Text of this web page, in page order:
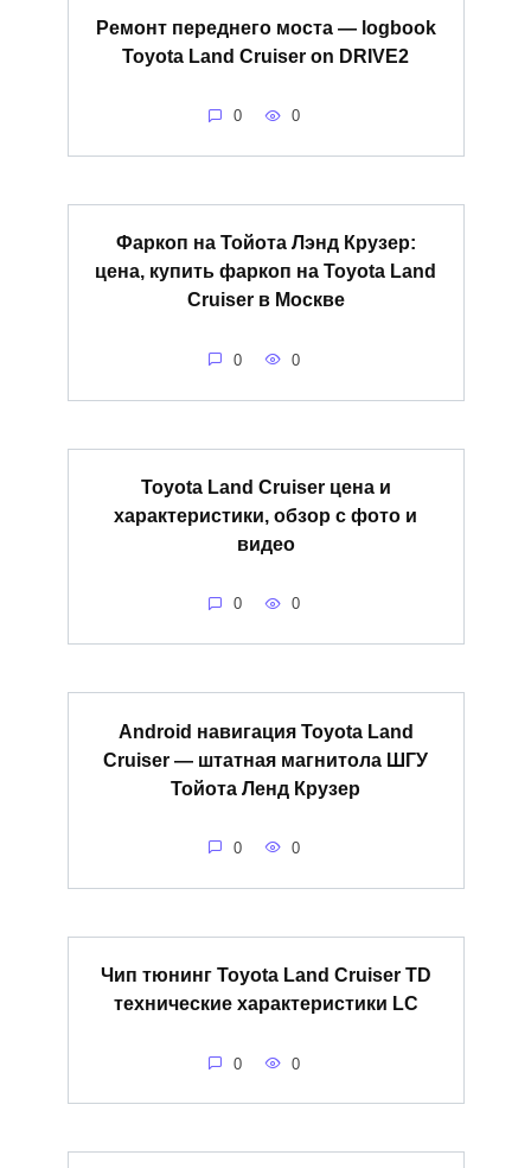
Ремонт переднего моста — logbook
Toyota Land Cruiser on DRIVE2
0 0
Фаркоп на Тойота Лэнд Крузер:
цена, купить фаркоп на Toyota Land
Cruiser в Москве
0 0
Toyota Land Cruiser цена и
характеристики, обзор с фото и
видео
0 0
Android навигация Toyota Land
Cruiser — штатная магнитола ШГУ
Тойота Ленд Крузер
0 0
Чип тюнинг Toyota Land Cruiser TD
технические характеристики LC
0 0